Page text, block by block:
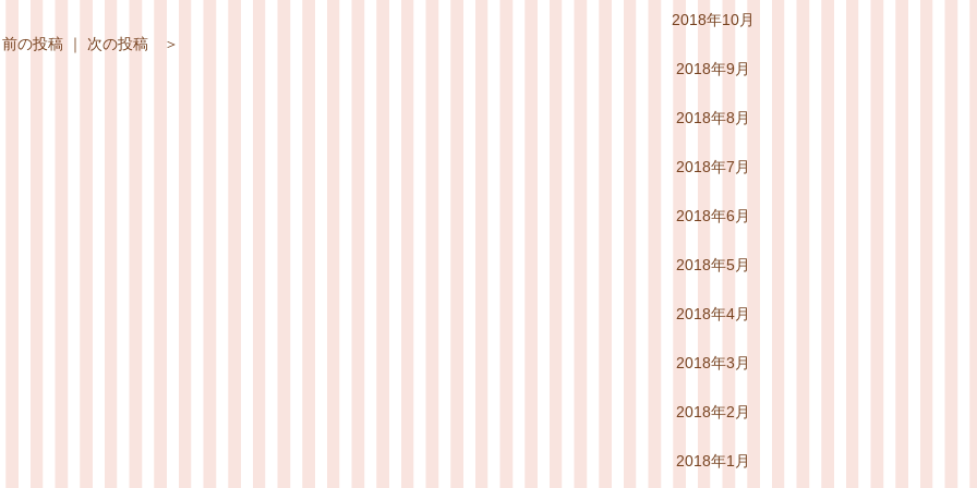
の投稿 ｜ 次の投稿 ＞
2018年10月
2018年9月
2018年8月
2018年7月
2018年6月
2018年5月
2018年4月
2018年3月
2018年2月
2018年1月